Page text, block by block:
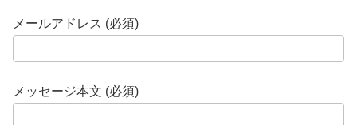
メールアドレス (必須)
メッセージ本文 (必須)